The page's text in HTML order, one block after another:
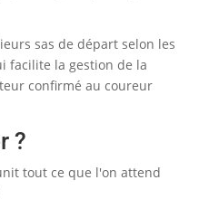
sas de départ selon les
facilite la gestion de la
confirmé au coureur
?
tout ce que l'on attend